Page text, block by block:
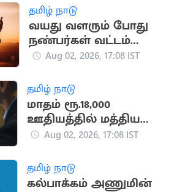
தமிழ் நாடு
வயது வளரும் போது
நண்பர்கள் வட்டம்
சுருங்குவது ஏன்?
Aug 02, 2026, 17:08 IST
தமிழ் நாடு
மாதம் ரூ.18,000
ஊதியத்தில் மத்திய
அரசின்கீழ் புதிய
அறிவிப்பு
Aug 02, 2026, 17:08 IST
தமிழ் நாடு
கல்பாக்கம் அணுமின்